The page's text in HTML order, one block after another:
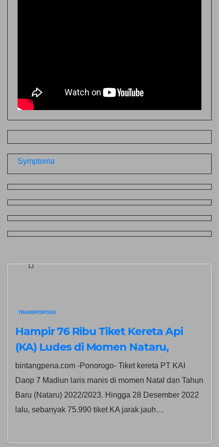
Symptoma
TRANSPORTASI
Hampir 76 Ribu Tiket Kereta Api
(KA) Ludes di Momen Nataru,
Sebagian Besar untuk KA Jarak
Jauh
bintangpena.com -Ponorogo- Tiket kereta PT KAI
Daop 7 Madiun laris manis di momen Natal dan Tahun
Baru (Nataru) 2022/2023. Hingga 28 Desember 2022
lalu, sebanyak 75.990 tiket KA jarak jauh…